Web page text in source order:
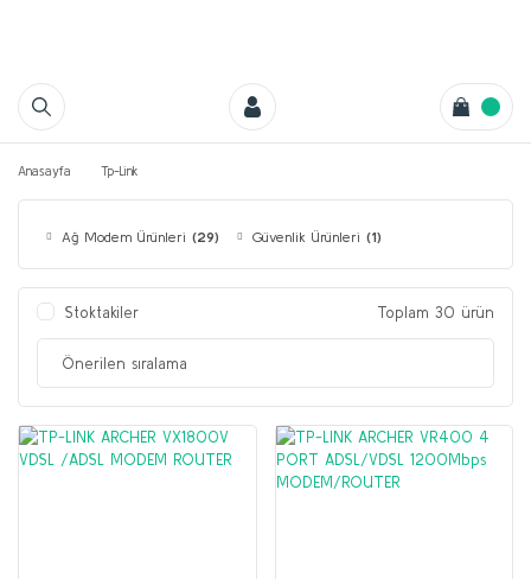
Anasayfa Tp-Link
Ağ Modem Ürünleri (29) Güvenlik Ürünleri (1)
Stoktakiler Toplam 30 ürün